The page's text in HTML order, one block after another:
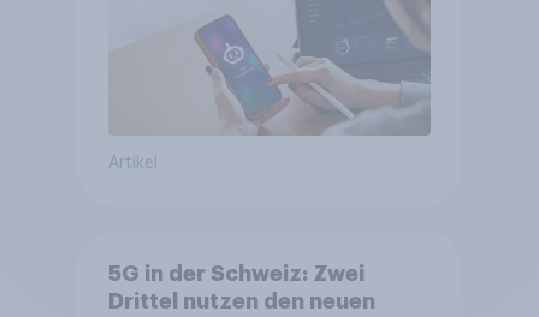
Artikel
5G in der Schweiz: Zwei
Drittel nutzen den neuen